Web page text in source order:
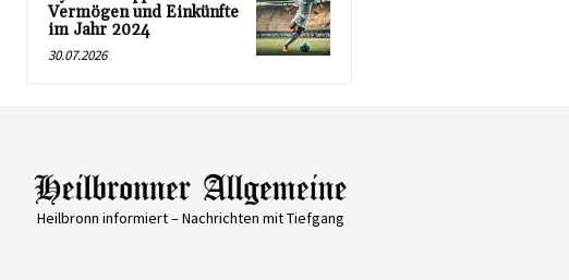
Vermögen und Einkünfte
im Jahr 2024
30.07.2026
Heilbronn informiert – Nachrichten mit Tiefgang